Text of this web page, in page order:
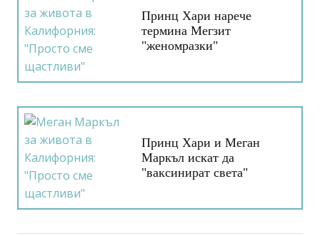
Принц Хари нарече
термина Мегзит
"женомразки"
Принц Хари и Меган
Маркъл искат да
"ваксинират света"